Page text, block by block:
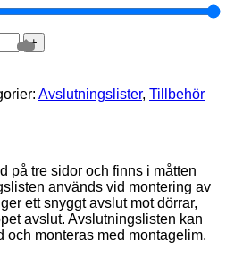
Avslutningslister, Tillbehör
på tre sidor och finns i måtten
används vid montering av
ett snyggt avslut mot dörrar,
avslut. Avslutningslisten kan
och monteras med montagelim.